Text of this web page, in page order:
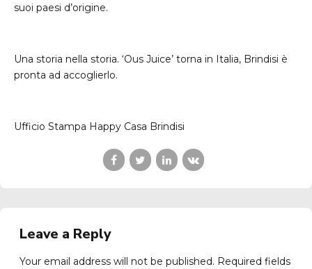
suoi paesi d’origine.
Una storia nella storia. ‘Ous Juice’ torna in Italia, Brindisi è
pronta ad accoglierlo.
Ufficio Stampa Happy Casa Brindisi
Leave a Reply
Your email address will not be published. Required fields